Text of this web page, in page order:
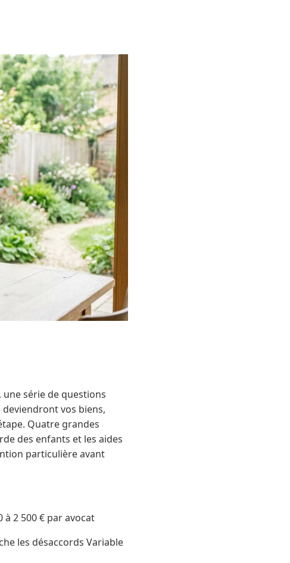
une série de questions
vos biens,
Quatre grandes
des enfants et les aides
particulière avant
2 500 € par avocat
les désaccords Variable